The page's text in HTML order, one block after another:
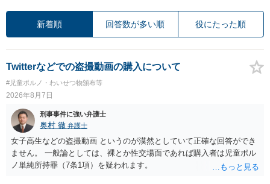
新着順 回答数が多い順 役にたった順
Twitterなどでの盗撮動画の購入について
#児童ポルノ・わいせつ物頒布等
2026年8月7日
刑事事件に強い弁護士
奥村 徹 弁護士
女子高生などの盗撮動画 というのが漠然としていて正確な回答ができ
ません。 一般論としては、裸とか性交場面であれば購入者は児童ポル
ノ単純所持罪（7条1項）を疑われます。